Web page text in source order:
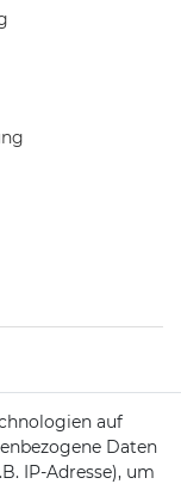
auf
Daten
IP-Adresse), um